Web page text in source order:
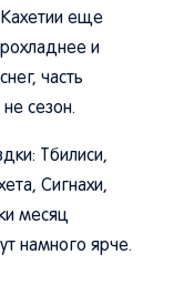
еще
и
часть
сезон.
Тбилиси,
Сигнахи,
месяц
намного ярче.